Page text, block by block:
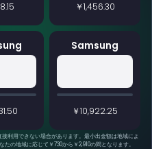
￥1,456.30
Samsung
￥10,922.25
利用できない場合があります。最小出金額は地域によ
の地域に応じて￥730から￥2,910の間となります。